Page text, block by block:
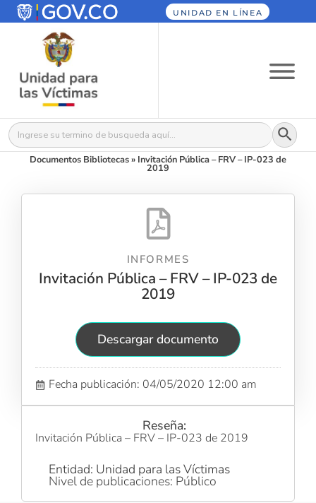
UNIDAD EN LÍNEA
Buscar: Botón
Documentos Bibliotecas» Invitación Pública – FRV – IP-023 de
2019
INFORMES
Invitación Pública – FRV – IP-023 de
2019
Descargar documento
Fecha publicación: 04/05/2020 12:00 am
Reseña:
Invitación Pública – FRV – IP-023 de 2019
Entidad: Unidad para las Víctimas
Nivel de publicaciones: Público